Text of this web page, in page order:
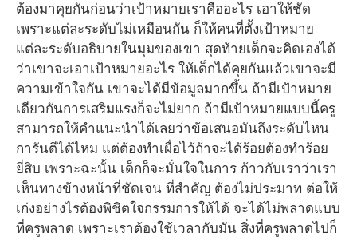
ต้องมาคุยกันก่อนว่าเป้าหมายเราคืออะไร เอาให้ชัด
เพราะแต่ละระดับไม่เหมือนกัน ก็ให้คนที่ตั้งเป้าหมาย
แต่ละระดับอธิบายในมุมของเขา สุดท้ายเด็กจะคิดเองได้
ว่าเขาจะเอาเป้าหมายอะไร ให้เด็กได้คุยกันแล้วเขาจะมี
ความเข้าใจกัน เขาจะได้มีข้อมูลมากขึ้น ถ้ามีเป้าหมาย
เดียวกันการเสริมแรงก็จะไม่ยาก ถ้ามีเป้าหมายแบบนี้ครู
สามารถให้คำแนะนำได้เลยว่าข้อเสนอมันถึงระดับไหน
การันตีได้ไหม แต่ต้องทำเผื่อไว้ถ้าจะได้ร้อยต้องทำร้อย
ยี่สิบ เพราะฉะนั้น เด็กก็จะมั่นใจในการ ก้าวกับเราว่าเรา
เห็นทางข้างหน้าที่ชัดเจน ที่สำคัญ ต้องไม่ประมาท ต่อให้
เก่งอย่างไรต้องพิชิตใจกรรมการให้ได้ จะได้ไม่พลาดแบบ
ที่ครูพลาด เพราะเราต้องใช้เวลากับมัน สิ่งที่ครูพลาดไปก็